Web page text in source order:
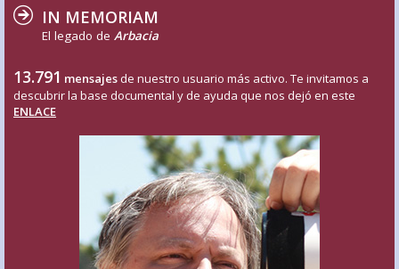
IN MEMORIAM
El legado de Arbacia
13.791 mensajes de nuestro usuario más activo. Te invitamos a
descubrir la base documental y de ayuda que nos dejó en este
ENLACE